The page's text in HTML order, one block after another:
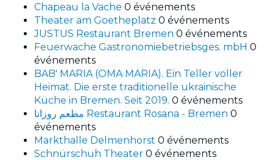
Chapeau la Vache 0 événements
Theater am Goetheplatz 0 événements
JUSTUS Restaurant Bremen 0 événements
Feuerwache Gastronomiebetriebsges. mbH 0
événements
BAB' MARIA (OMA MARIA). Ein Teller voller
Heimat. Die erste traditionelle ukrainische
Küche in Bremen. Seit 2019. 0 événements
مطعم روزانا Restaurant Rosana - Bremen 0
événements
Markthalle Delmenhorst 0 événements
Schnürschuh Theater 0 événements